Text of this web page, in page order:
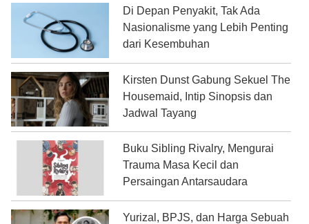
Di Depan Penyakit, Tak Ada
Nasionalisme yang Lebih Penting
dari Kesembuhan
Kirsten Dunst Gabung Sekuel The
Housemaid, Intip Sinopsis dan
Jadwal Tayang
Buku Sibling Rivalry, Mengurai
Trauma Masa Kecil dan
Persaingan Antarsaudara
Yurizal, BPJS, dan Harga Sebuah